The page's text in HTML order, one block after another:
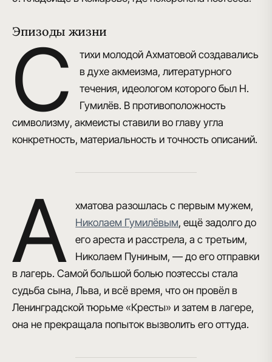
Эпизоды жизни
С
тихи молодой Ахматовой создавались
в духе акмеизма, литературного
течения, идеологом которого был Н.
Гумилёв. В противоположность
символизму, акмеисты ставили во главу угла
конкретность, материальность и точность описаний.
А
хматова разошлась с первым мужем,
Николаем Гумилёвым, ещё задолго до
его ареста и расстрела, а с третьим,
Николаем Пуниным, — до его отправки
в лагерь. Самой большой болью поэтессы стала
судьба сына, Льва, и всё время, что он провёл в
Ленинградской тюрьме «Кресты» и затем в лагере,
она не прекращала попыток вызволить его оттуда.